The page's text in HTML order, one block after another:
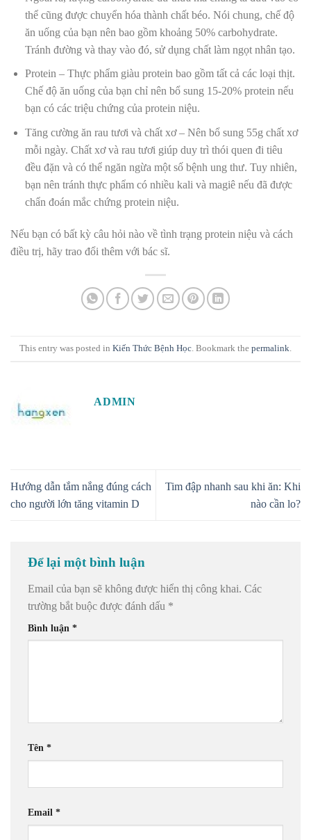
thể cũng được chuyển hóa thành chất béo. Nói chung, chế độ
ăn uống của bạn nên bao gồm khoảng 50% carbohydrate.
Tránh đường và thay vào đó, sử dụng chất làm ngọt nhân tạo.
Protein – Thực phẩm giàu protein bao gồm tất cả các loại thịt.
Chế độ ăn uống của bạn chỉ nên bổ sung 15-20% protein nếu
bạn có các triệu chứng của protein niệu.
Tăng cường ăn rau tươi và chất xơ – Nên bổ sung 55g chất xơ
mỗi ngày. Chất xơ và rau tươi giúp duy trì thói quen đi tiêu
đều đặn và có thể ngăn ngừa một số bệnh ung thư. Tuy nhiên,
bạn nên tránh thực phẩm có nhiều kali và magiê nếu đã được
chẩn đoán mắc chứng protein niệu.
Nếu bạn có bất kỳ câu hỏi nào về tình trạng protein niệu và cách
điều trị, hãy trao đổi thêm với bác sĩ.
This entry was posted in Kiến Thức Bệnh Học. Bookmark the permalink.
ADMIN
Hướng dẫn tắm nắng đúng cách
cho người lớn tăng vitamin D
Tim đập nhanh sau khi ăn: Khi
nào cần lo?
Để lại một bình luận
Email của bạn sẽ không được hiển thị công khai. Các
trường bắt buộc được đánh dấu *
Bình luận *
Tên *
Email *